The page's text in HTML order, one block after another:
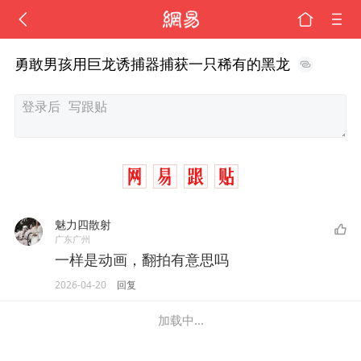
勇敢男孩用巨龙诱捕器捕获一只稀有的黑龙
魅力四散射
广东广州
一样是动画，翻拍有意思吗
2026-04-20 回复
加载中...